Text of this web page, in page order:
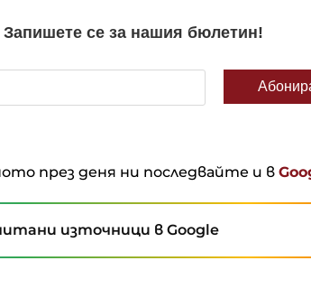
през деня ни последвайте и в
източници в Google